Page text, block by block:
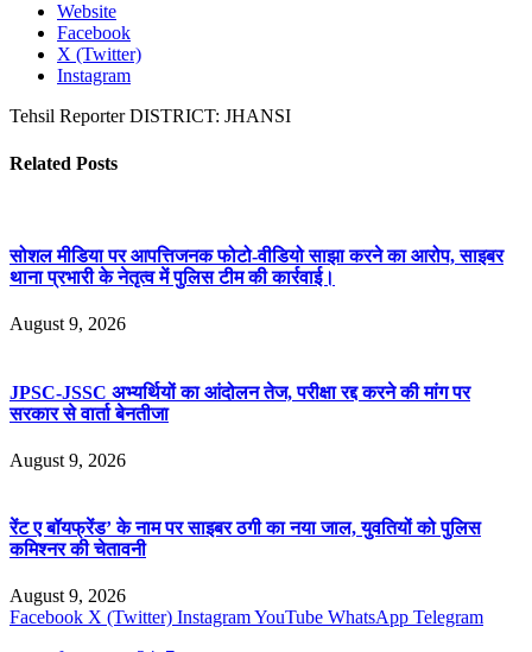
Website
Facebook
X (Twitter)
Instagram
Tehsil Reporter DISTRICT: JHANSI
Related Posts
सोशल मीडिया पर आपत्तिजनक फोटो-वीडियो साझा करने का आरोप, साइबर
थाना प्रभारी के नेतृत्व में पुलिस टीम की कार्रवाई।
August 9, 2026
JPSC-JSSC अभ्यर्थियों का आंदोलन तेज, परीक्षा रद्द करने की मांग पर
सरकार से वार्ता बेनतीजा
August 9, 2026
रेंट ए बॉयफ्रेंड’ के नाम पर साइबर ठगी का नया जाल, युवतियों को पुलिस
कमिश्नर की चेतावनी
August 9, 2026
Facebook X (Twitter) InstagramYouTube WhatsApp Telegram